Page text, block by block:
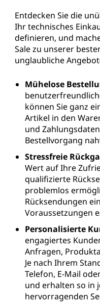
Entdecken Sie die
Ihr technisches
definieren, und
Sale zu unserer
unglaubliche
Mühelose
können Sie ganz
Artikel in den
und
Bestellvorgang
Stressfreie
Wert auf Ihre
qualifizierte
problemlos
Rücksendungen
Voraussetzungen
Personalisierte
engagiertes
Anfragen,
Je nach Ihrem
Telefon, E-Mail
und erhalten so in
hervorragenden